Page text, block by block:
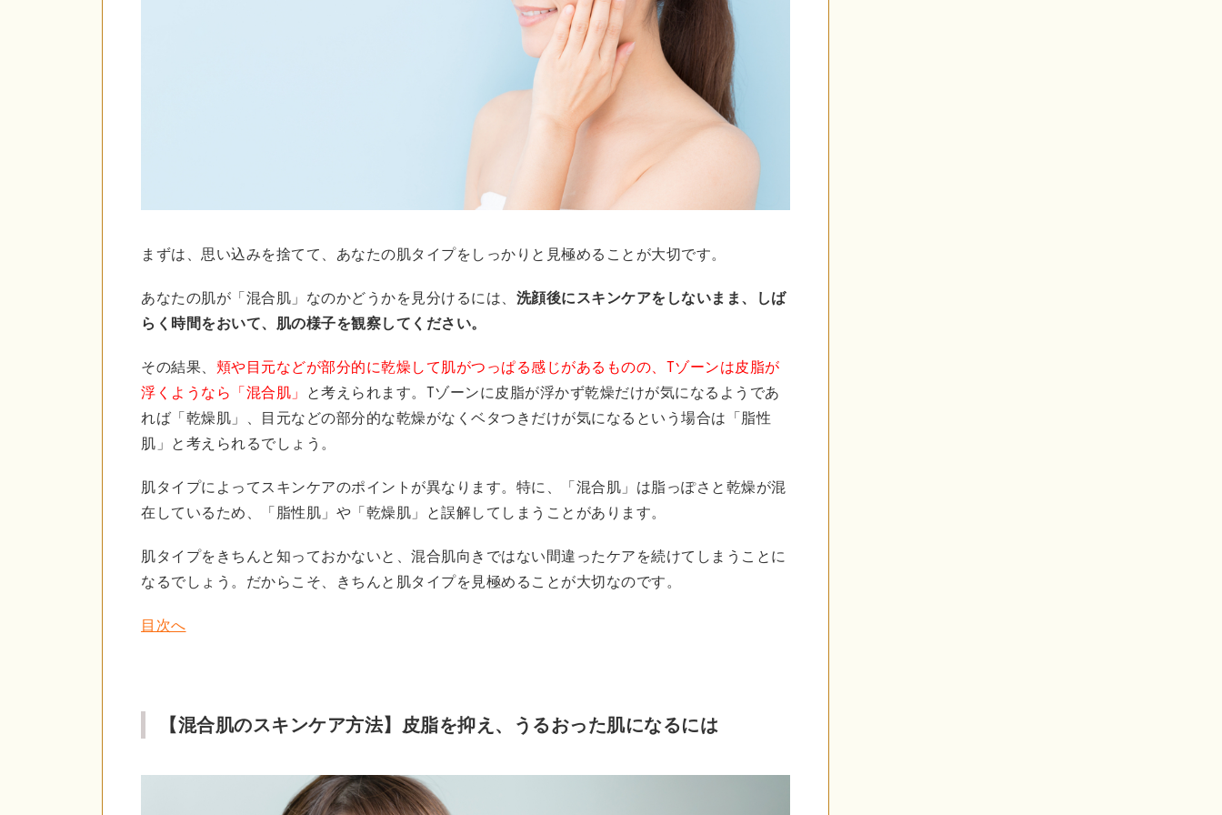
まずは、思い込みを捨てて、あなたの肌タイプをしっかりと見極めることが大切です。
あなたの肌が「混合肌」なのかどうかを見分けるには、 洗顔後にスキンケアをしないまま、しば
らく時間をおいて、肌の様子を観察してください。
その結果、 頬や目元などが部分的に乾燥して肌がつっぱる感じがあるものの、Tゾーンは皮脂が
浮くようなら「混合肌」
と考えられます。Tゾーンに皮脂が浮かず乾燥だけが気になるようであ
れば「乾燥肌」、目元などの部分的な乾燥がなくベタつきだけが気になるという場合は「脂性
肌」と考えられるでしょう。
肌タイプによってスキンケアのポイントが異なります。特に、「混合肌」は脂っぽさと乾燥が混
在しているため、「脂性肌」や「乾燥肌」と誤解してしまうことがあります。
肌タイプをきちんと知っておかないと、混合肌向きではない間違ったケアを続けてしまうことに
なるでしょう。だからこそ、きちんと肌タイプを見極めることが大切なのです。
目次へ
【混合肌のスキンケア方法】皮脂を抑え、うるおった肌になるには